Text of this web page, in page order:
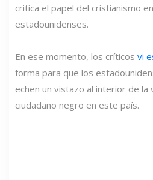
critica el papel del cristianismo
estadounidenses.
En ese momento, los críticos vi
forma para que los
echen un vistazo al interior de la
ciudadano negro en este país.